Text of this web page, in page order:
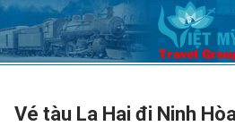
Chuyển
đến
nội
Vé tàu La Hai đi Ninh Hòa